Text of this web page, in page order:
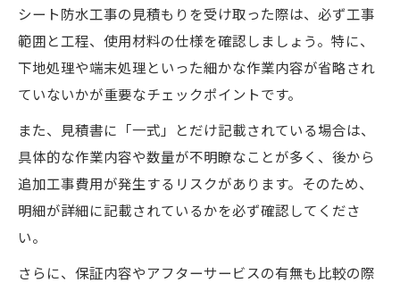
シート防水工事の見積もりを受け取った際は、必ず工事
範囲と工程、使用材料の仕様を確認しましょう。特に、
下地処理や端末処理といった細かな作業内容が省略され
ていないかが重要なチェックポイントです。
また、見積書に「一式」とだけ記載されている場合は、
具体的な作業内容や数量が不明瞭なことが多く、後から
追加工事費用が発生するリスクがあります。そのため、
明細が詳細に記載されているかを必ず確認してくださ
い。
さらに、保証内容やアフターサービスの有無も比較の際